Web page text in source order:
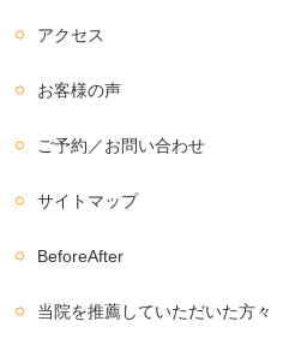
アクセス
お客様の声
ご予約／お問い合わせ
サイトマップ
BeforeAfter
当院を推薦していただいた方々